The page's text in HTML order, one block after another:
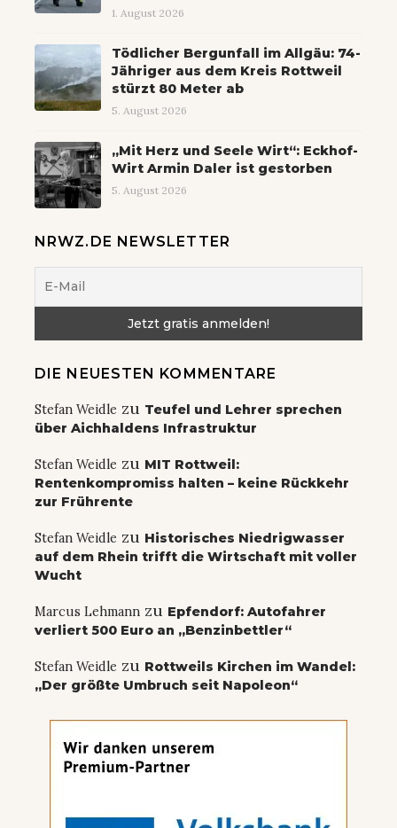
1. August 2026
Tödlicher Bergunfall im Allgäu: 74-
Jähriger aus dem Kreis Rottweil
stürzt 80 Meter ab
5. August 2026
„Mit Herz und Seele Wirt“: Eckhof-
Wirt Armin Daler ist gestorben
5. August 2026
NRWZ.DE NEWSLETTER
DIE NEUESTEN KOMMENTARE
Stefan Weidle zu Teufel und Lehrer sprechen
über Aichhaldens Infrastruktur
Stefan Weidle zu MIT Rottweil:
Rentenkompromiss halten – keine Rückkehr
zur Frührente
Stefan Weidle zu Historisches Niedrigwasser
auf dem Rhein trifft die Wirtschaft mit voller
Wucht
Marcus Lehmann zu Epfendorf: Autofahrer
verliert 500 Euro an „Benzinbettler“
Stefan Weidle zu Rottweils Kirchen im Wandel:
„Der größte Umbruch seit Napoleon“